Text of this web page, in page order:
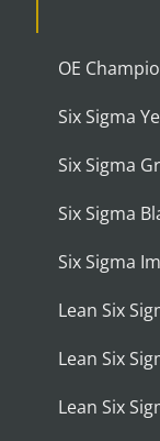
OE
Six Sigma
Six Sigma
Six Sigma
Six Sigma
Lean Six
Lean Six
Lean Six